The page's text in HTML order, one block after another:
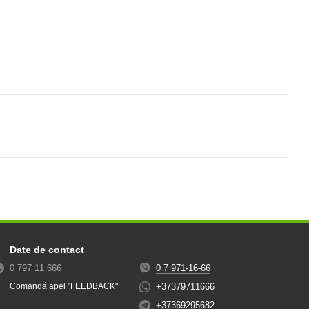
Date de contact
0 797 11 666
Comandă apel "FEEDBACK"
0 7 971-16-66
+37379711666
+37369295682